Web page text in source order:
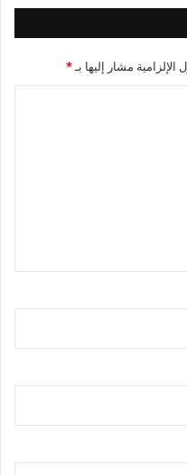
الإلزامية مشار إليها بـ*